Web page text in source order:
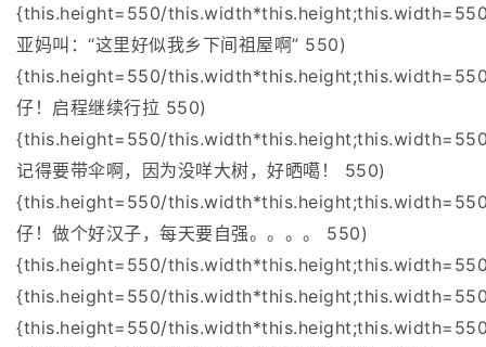
{this.height=550/
亚妈叫：“这里好似我乡下间祖屋啊” 550)
{this.height=550/
仔！启程继续行拉 550)
{this.height=550/
记得要带伞啊，因为没咩大树，好晒噶！ 550)
{this.height=550/
仔！做个好汉子，每天要自强。。。。 550)
{this.height=550/
{this.height=550/
{this.height=550/